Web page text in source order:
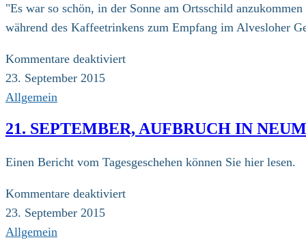
"Es war so schön, in der Sonne am Ortsschild
während des Kaffeetrinkens zum Empfang im Alvesloher
Kommentare deaktiviertfür
in
23. September 2015
Allgemein
21. SEPTEMBER, AUFBRUCH IN
Einen Bericht vom Tagesgeschehen können Sie hier lesen.
Kommentare deaktiviertfür
23. September 2015
Allgemein